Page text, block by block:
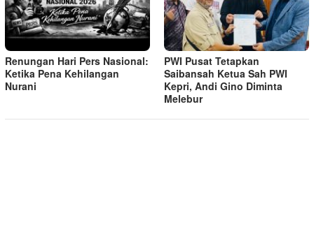
Renungan Hari Pers Nasional:
Ketika Pena Kehilangan
Nurani
PWI Pusat Tetapkan
Saibansah Ketua Sah PWI
Kepri, Andi Gino Diminta
Melebur